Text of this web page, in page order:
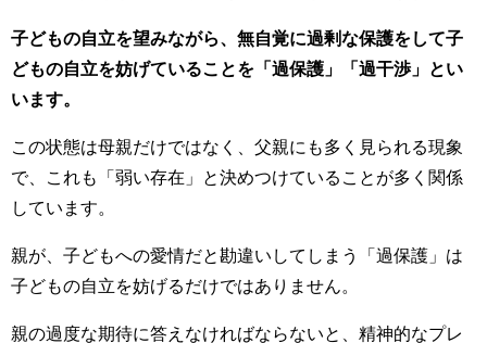
子どもの自立を望みながら、無自覚に過剰な保護をして子
どもの自立を妨げていることを「過保護」「過干渉」とい
います。
この状態は母親だけではなく、父親にも多く見られる現象
で、これも「弱い存在」と決めつけていることが多く関係
しています。
親が、子どもへの愛情だと勘違いしてしまう「過保護」は
子どもの自立を妨げるだけではありません。
親の過度な期待に答えなければならないと、精神的なプレ